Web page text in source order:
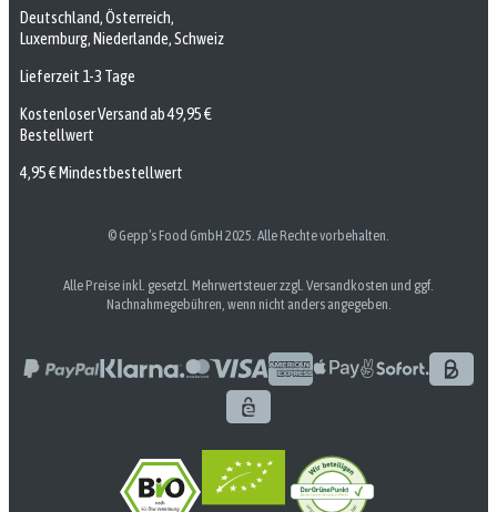
Deutschland, Österreich,
Luxemburg, Niederlande, Schweiz
Lieferzeit 1-3 Tage
Kostenloser Versand ab 49,95 €
Bestellwert
4,95 € Mindestbestellwert
© Gepp’s Food GmbH 2025. Alle Rechte vorbehalten.
Alle Preise inkl. gesetzl. Mehrwertsteuer zzgl. Versandkosten und ggf.
Nachnahmegebühren, wenn nicht anders angegeben.